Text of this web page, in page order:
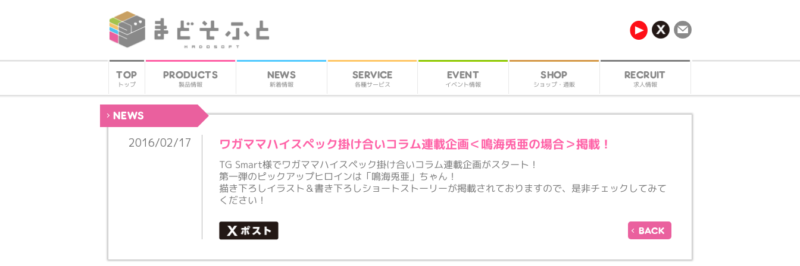
TOP
トップ
PRODUCTS
製品情報
NEWS
新着情報
SERVICE
各種サービス
EVENT
イベント情報
SHOP
ショップ・通販
RECRUIT
求人情報
NEWS
2016/02/17 ワガママハイスペック掛け合いコラム連載企画＜鳴海兎亜の場合＞掲載！
TG Smart様でワガママハイスペック掛け合いコラム連載企画がスタート！
第一弾のピックアップヒロインは「鳴海兎亜」ちゃん！
描き下ろしイラスト＆書き下ろしショートストーリーが掲載されておりますので、是非チェックしてみて
ください！
BACK